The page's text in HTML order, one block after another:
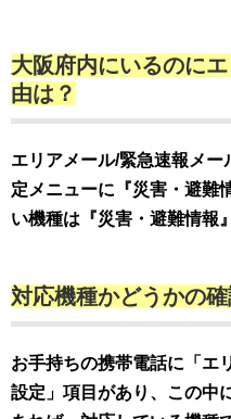
大阪府内にいるのに
由は？
エリアメール/緊急速報メ
定メニューに『災害・避難
い機種は『災害・避難情報
対応機種かどうかの
お手持ちの携帯電話に「エ
設定」項目があり、この中